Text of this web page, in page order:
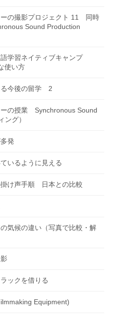
ーの撮影プロジェクト 11 同時
Sound Production
学習ネイティブキャンプ
使い方
る今後の留学 2
ーの授業 Synchronous Sound
ング）
発
いるように見える
掛け声手順 日本との比較
気候の違い（写真で比較・解
ックを借りる
Equipment)